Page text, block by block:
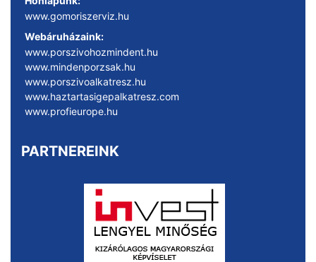
www.gomoriszerviz.hu
Webáruházaink:
www.porszivohozmindent.hu
www.mindenporzsak.hu
www.porszivoalkatresz.hu
www.haztartasigepalkatresz.com
www.profieurope.hu
PARTNEREINK